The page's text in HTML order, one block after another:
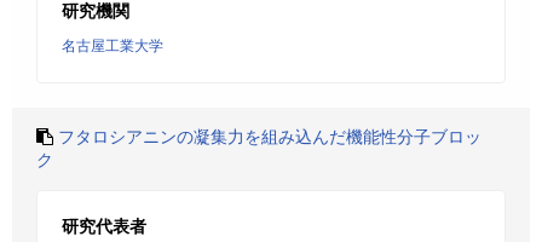
研究機関
名古屋工業大学
フタロシアニンの凝集力を組み込んだ機能性分子ブロッ
ク
研究代表者